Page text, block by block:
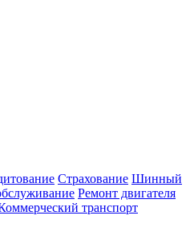
Страхование Шинный
Ремонт двигателя
транспорт